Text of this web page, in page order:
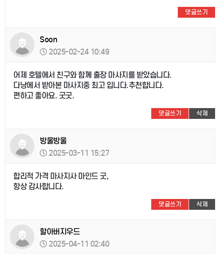
댓글쓰기
Soon
2025-02-24 10:49
어제 호텔에서 친구와 함께 출장 마사지를 받았습니다.
다낭에서 받아본 마사지중 최고 입니다.추천합니다.
편하고 좋아요. 굿굿.
댓글쓰기 삭제
방울방울
2025-03-11 15:27
합리적 가격 마사지사 마인드 굿,
항상 감사합니다.
댓글쓰기 삭제
할아버지우드
2025-04-11 02:40